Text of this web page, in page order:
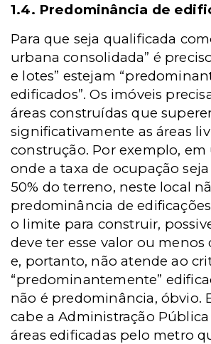
1.4. Predominância de
Para que seja qualificada
urbana consolidada” é
e lotes” estejam
edificados”. Os imóveis
áreas construídas que
significativamente as áreas
construção. Por exemplo, em
onde a taxa de ocupação
50% do terreno, neste local
predominância de
o limite para construir,
deve ter esse valor ou menos
e, portanto, não atende ao
“predominantemente”
não é predominância, óbvio.
cabe a Administração
áreas edificadas pelo metro